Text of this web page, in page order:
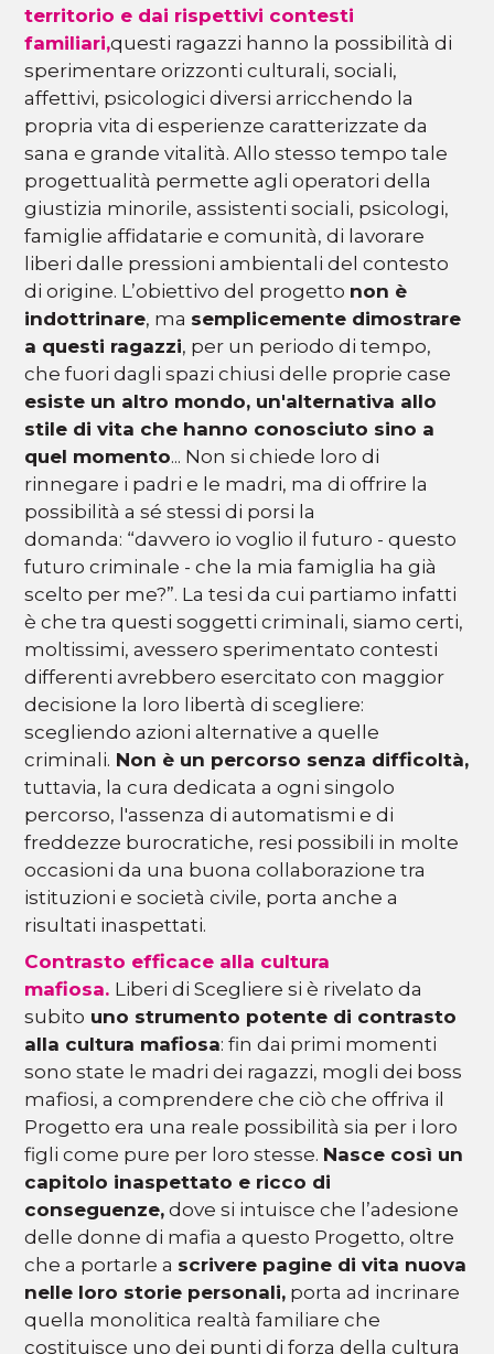
territorio e dai rispettivi contesti
familiari,questi ragazzi hanno la possibilità di
sperimentare orizzonti culturali, sociali,
affettivi, psicologici diversi arricchendo la
propria vita di esperienze caratterizzate da
sana e grande vitalità. Allo stesso tempo tale
progettualità permette agli operatori della
giustizia minorile, assistenti sociali, psicologi,
famiglie affidatarie e comunità, di lavorare
liberi dalle pressioni ambientali del contesto
di origine. L’obiettivo del progetto non è
indottrinare, ma semplicemente dimostrare
a questi ragazzi, per un periodo di tempo,
che fuori dagli spazi chiusi delle proprie case
esiste un altro mondo, un'alternativa allo
stile di vita che hanno conosciuto sino a
quel momento... Non si chiede loro di
rinnegare i padri e le madri, ma di offrire la
possibilità a sé stessi di porsi la
domanda: “davvero io voglio il futuro - questo
futuro criminale - che la mia famiglia ha già
scelto per me?”. La tesi da cui partiamo infatti
è che tra questi soggetti criminali, siamo certi,
moltissimi, avessero sperimentato contesti
differenti avrebbero esercitato con maggior
decisione la loro libertà di scegliere:
scegliendo azioni alternative a quelle
criminali. Non è un percorso senza difficoltà,
tuttavia, la cura dedicata a ogni singolo
percorso, l'assenza di automatismi e di
freddezze burocratiche, resi possibili in molte
occasioni da una buona collaborazione tra
istituzioni e società civile, porta anche a
risultati inaspettati.
Contrasto efficace alla cultura
mafiosa. Liberi di Scegliere si è rivelato da
subito uno strumento potente di contrasto
alla cultura mafiosa: fin dai primi momenti
sono state le madri dei ragazzi, mogli dei boss
mafiosi, a comprendere che ciò che offriva il
Progetto era una reale possibilità sia per i loro
figli come pure per loro stesse. Nasce così un
capitolo inaspettato e ricco di
conseguenze, dove si intuisce che l’adesione
delle donne di mafia a questo Progetto, oltre
che a portarle a scrivere pagine di vita nuova
nelle loro storie personali, porta ad incrinare
quella monolitica realtà familiare che
costituisce uno dei punti di forza della cultura